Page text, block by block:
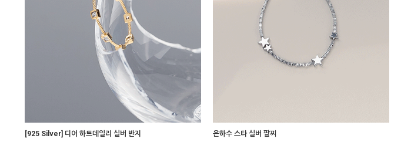
[925 Silver] 디어 하트데일리 실버 반지 은하수 스타 실버 팔찌